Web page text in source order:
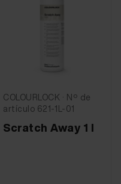
COLOURLOCK · Nº de
artículo 621-1L-01
Scratch Away 1 l